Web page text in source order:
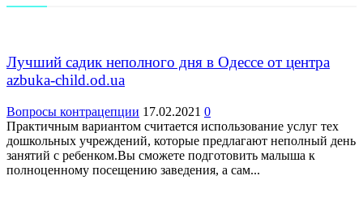
Лучший садик неполного дня в Одессе от центра
azbuka-child.od.ua
Вопросы контрацепции 17.02.2021 0
Практичным вариантом считается использование услуг тех
дошкольных учреждений, которые предлагают неполный день
занятий с ребенком.Вы сможете подготовить малыша к
полноценному посещению заведения, а сам...